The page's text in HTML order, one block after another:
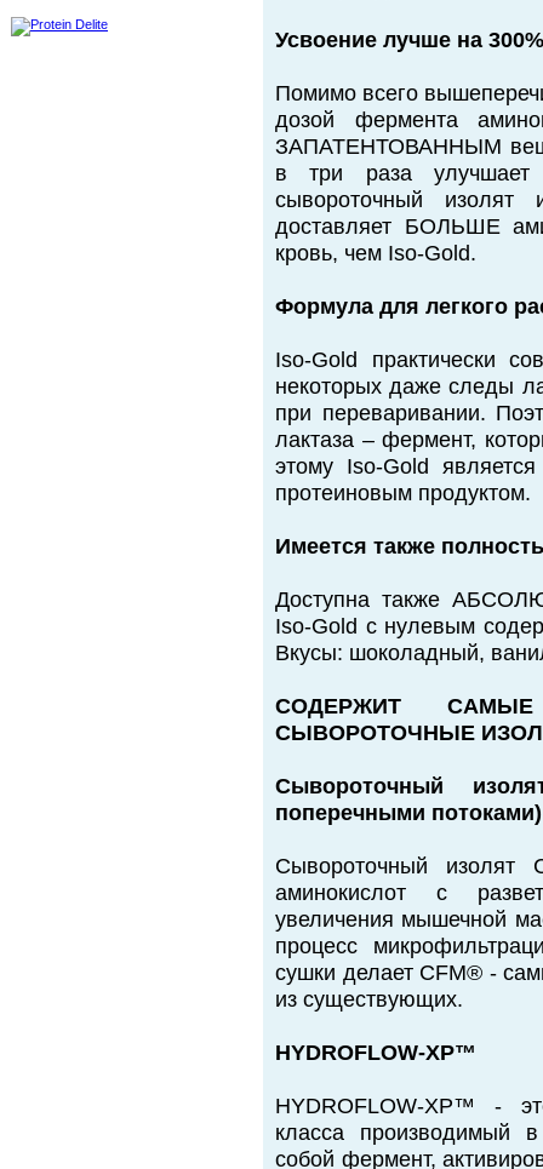
Усвоение лучше на 300%
Помимо всего
дозой фермента
ЗАПАТЕНТОВАННЫМ
в три раза улучшает
сывороточный
доставляет БОЛЬШЕ
кровь, чем Iso-Gold.
Формула для легкого
Iso-Gold практически
некоторых даже следы
при переваривании.
лактаза – фермент,
этому Iso-Gold
протеиновым продуктом.
Имеется также
Доступна также
Iso-Gold с нулевым
Вкусы: шоколадный,
СОДЕРЖИТ
СЫВОРОТОЧНЫЕ
Сывороточный
поперечными потоками)
Сывороточный изолят
аминокислот с
увеличения мышечной
процесс
сушки делает CFM® -
из существующих.
HYDROFLOW-XP™
HYDROFLOW-XP™ -
класса производимый
собой фермент,